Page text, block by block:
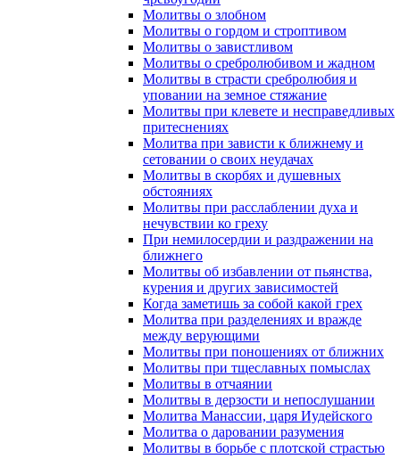
Молитвы о злобном
Молитвы о гордом и строптивом
Молитвы о завистливом
Молитвы о сребролюбивом и жадном
Молитвы в страсти сребролюбия и
уповании на земное стяжание
Молитвы при клевете и несправедливых
притеснениях
Молитва при зависти к ближнему и
сетовании о своих неудачах
Молитвы в скорбях и душевных
обстояниях
Молитвы при расслаблении духа и
нечувствии ко греху
При немилосердии и раздражении на
ближнего
Молитвы об избавлении от пьянства,
курения и других зависимостей
Когда заметишь за собой какой грех
Молитва при разделениях и вражде
между верующими
Молитвы при поношениях от ближних
Молитвы при тщеславных помыслах
Молитвы в отчаянии
Молитвы в дерзости и непослушании
Молитва Манассии, царя Иудейского
Молитва о даровании разумения
Молитвы в борьбе с плотской страстью